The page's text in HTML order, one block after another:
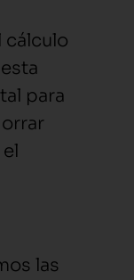
para
las